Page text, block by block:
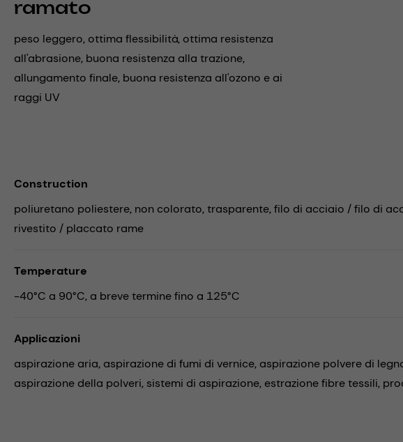
ramato
peso leggero, ottima flessibilità, ottima resistenza
all'abrasione, buona resistenza alla trazione,
allungamento finale, buona resistenza all'ozono e ai
raggi UV
Construction
poliuretano poliestere, non colorato, trasparente, filo di acciaio / filo di
rivestito / placcato rame
Temperature
-40°C a 90°C, a breve termine fino a 125°C
Applicazioni
aspirazione aria, aspirazione di fumi di vernice, aspirazione polvere di
aspirazione della polveri, sistemi di aspirazione, estrazione fibre tessili,